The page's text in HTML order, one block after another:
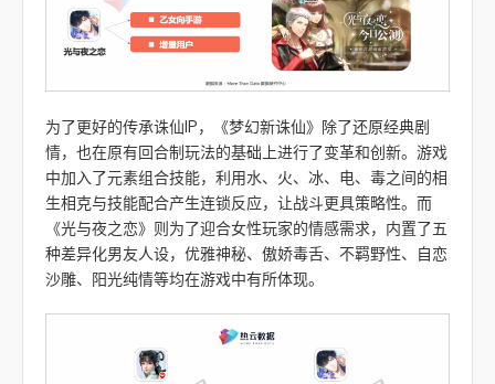
为了更好的传承诛仙IP，《梦幻新诛仙》除了还原经典剧
情，也在原有回合制玩法的基础上进行了变革和创新。游戏
中加入了元素组合技能，利用水、火、冰、电、毒之间的相
生相克与技能配合产生连锁反应，让战斗更具策略性。而
《光与夜之恋》则为了迎合女性玩家的情感需求，内置了五
种差异化男友人设，优雅神秘、傲娇毒舌、不羁野性、自恋
沙雕、阳光纯情等均在游戏中有所体现。